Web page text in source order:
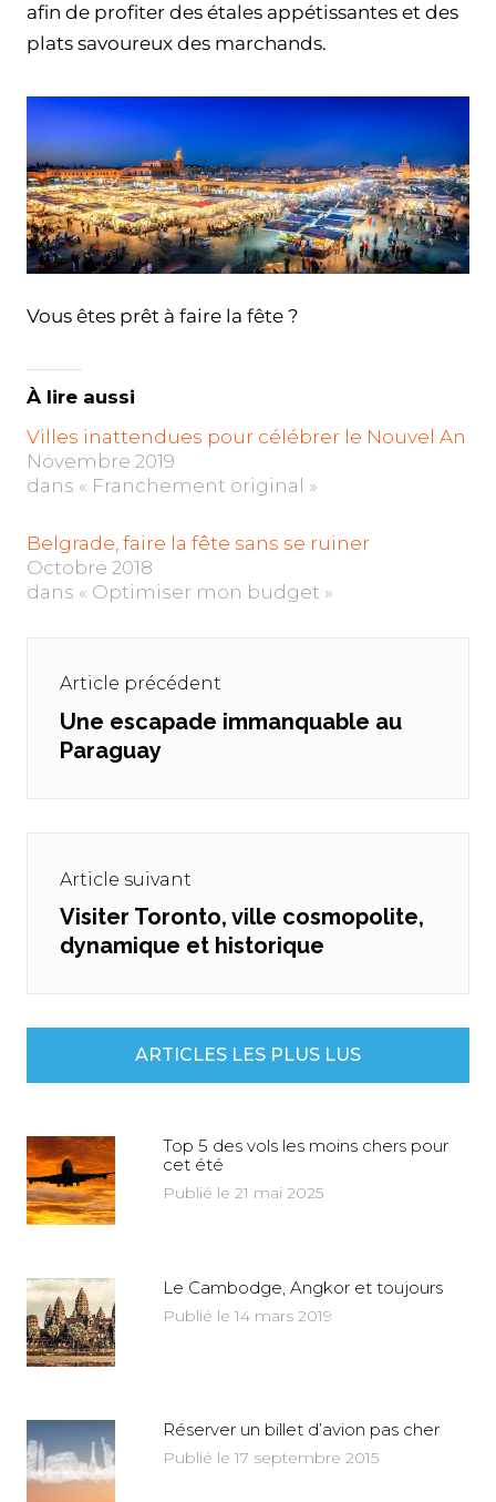
afin de profiter des étales appétissantes et des
plats savoureux des marchands.
Vous êtes prêt à faire la fête ?
À lire aussi
Villes inattendues pour célébrer le Nouvel An
Novembre 2019
dans « Franchement original »
Belgrade, faire la fête sans se ruiner
Octobre 2018
dans « Optimiser mon budget »
l’articleArticle précédent
Previous
post:
Une escapade immanquable au
Paraguay
Article suivant
Next
post:
Visiter Toronto, ville cosmopolite,
dynamique et historique
ARTICLES LES PLUS LUS
Top 5 des vols les moins chers pour
cet été
Publié le 21 mai 2025
Le Cambodge, Angkor et toujours
Publié le 14 mars 2019
Réserver un billet d’avion pas cher
Publié le 17 septembre 2015